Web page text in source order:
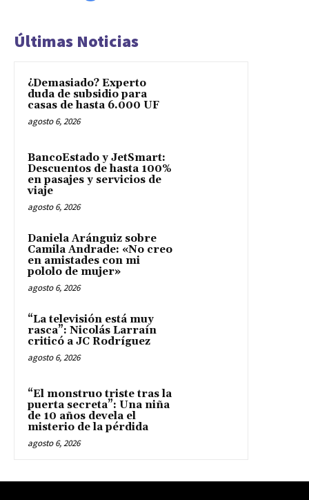
Últimas Noticias
¿Demasiado? Experto
duda de subsidio para
casas de hasta 6.000 UF
agosto 6, 2026
BancoEstado y JetSmart:
Descuentos de hasta 100%
en pasajes y servicios de
viaje
agosto 6, 2026
Daniela Aránguiz sobre
Camila Andrade: «No creo
en amistades con mi
pololo de mujer»
agosto 6, 2026
“La televisión está muy
rasca”: Nicolás Larraín
criticó a JC Rodríguez
agosto 6, 2026
“El monstruo triste tras la
puerta secreta”: Una niña
de 10 años devela el
misterio de la pérdida
agosto 6, 2026